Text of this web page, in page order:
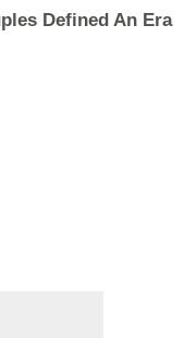
Defined An Era